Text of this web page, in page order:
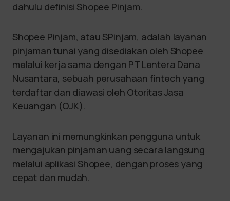
dahulu definisi Shopee Pinjam.
Shopee Pinjam, atau SPinjam, adalah layanan
pinjaman tunai yang disediakan oleh Shopee
melalui kerja sama dengan PT Lentera Dana
Nusantara, sebuah perusahaan fintech yang
terdaftar dan diawasi oleh Otoritas Jasa
Keuangan (OJK).
Layanan ini memungkinkan pengguna untuk
mengajukan pinjaman uang secara langsung
melalui aplikasi Shopee, dengan proses yang
cepat dan mudah.